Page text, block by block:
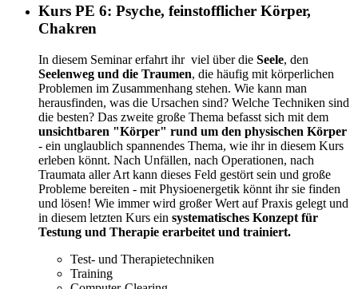
Kurs PE 6: Psyche, feinstofflicher Körper,
Chakren
In diesem Seminar erfahrt ihr viel über die Seele, den
Seelenweg und die Traumen, die häufig mit körperlichen
Problemen im Zusammenhang stehen. Wie kann man
herausfinden, was die Ursachen sind? Welche Techniken sind
die besten? Das zweite große Thema befasst sich mit dem
unsichtbaren "Körper" rund um den physischen Körper
- ein unglaublich spannendes Thema, wie ihr in diesem Kurs
erleben könnt. Nach Unfällen, nach Operationen, nach
Traumata aller Art kann dieses Feld gestört sein und große
Probleme bereiten - mit Physioenergetik könnt ihr sie finden
und lösen! Wie immer wird großer Wert auf Praxis gelegt und
in diesem letzten Kurs ein systematisches Konzept für
Testung und Therapie erarbeitet und trainiert.
Test- und Therapietechniken
Training